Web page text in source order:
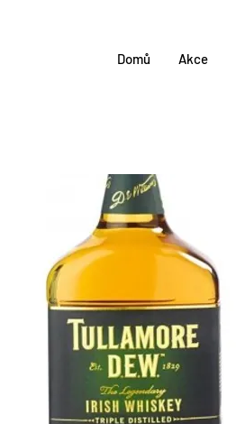
Domů Akce